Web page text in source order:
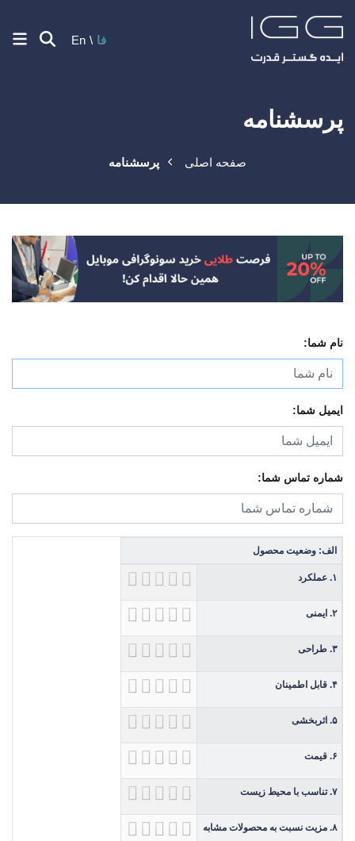
فا En
پرسشنامه
صفحه اصلی پرسشنامه
نام شما:
ایمیل شما:
شماره تماس شما:
الف: وضعیت محصول
۱. عملکرد
۲. ایمنی
۳. طراحی
۴. قابل اطمینان
۵. اثربخشی
۶. قیمت
۷. تناسب با محیط زیست
۸. مزیت نسبت به محصولات مشابه